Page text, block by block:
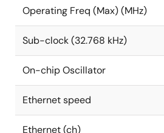
Operating Freq (Max) (MHz)
Sub-clock (32.768 kHz)
On-chip Oscillator
Ethernet speed
Ethernet (ch)